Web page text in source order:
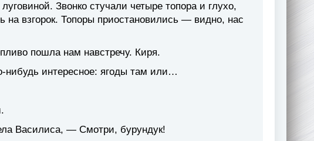
Звонко стучали четыре топора и глухо,
взгорок. Топоры приостановились — видно, нас
пошла нам навстречу. Киря.
нибудь интересное: ягоды там или…
Василиса, — Смотри, бурундук!